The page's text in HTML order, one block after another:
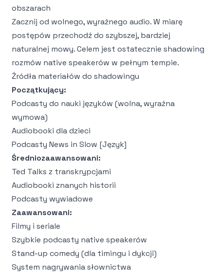
obszarach
Zacznij od wolnego, wyraźnego audio. W miarę
postępów przechodź do szybszej, bardziej
naturalnej mowy. Celem jest ostatecznie shadowing
rozmów native speakerów w pełnym tempie.
Źródła materiałów do shadowingu
Początkujący:
Podcasty do nauki języków (wolna, wyraźna
wymowa)
Audiobooki dla dzieci
Podcasty News in Slow [Język]
Średniozaawansowani:
Ted Talks z transkrypcjami
Audiobooki znanych historii
Podcasty wywiadowe
Zaawansowani:
Filmy i seriale
Szybkie podcasty native speakerów
Stand-up comedy (dla timingu i dykcji)
System nagrywania słownictwa